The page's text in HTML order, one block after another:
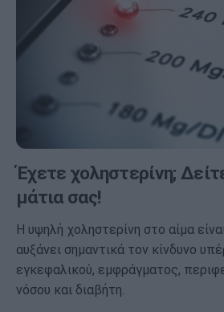
Έχετε χοληστερίνη;
μάτια σας!
H υψηλή χοληστερίνη στο αίμα
αυξάνει σημαντικά τον κίνδυνο
εγκεφαλικού, εμφράγματος,
νόσου και διαβήτη.